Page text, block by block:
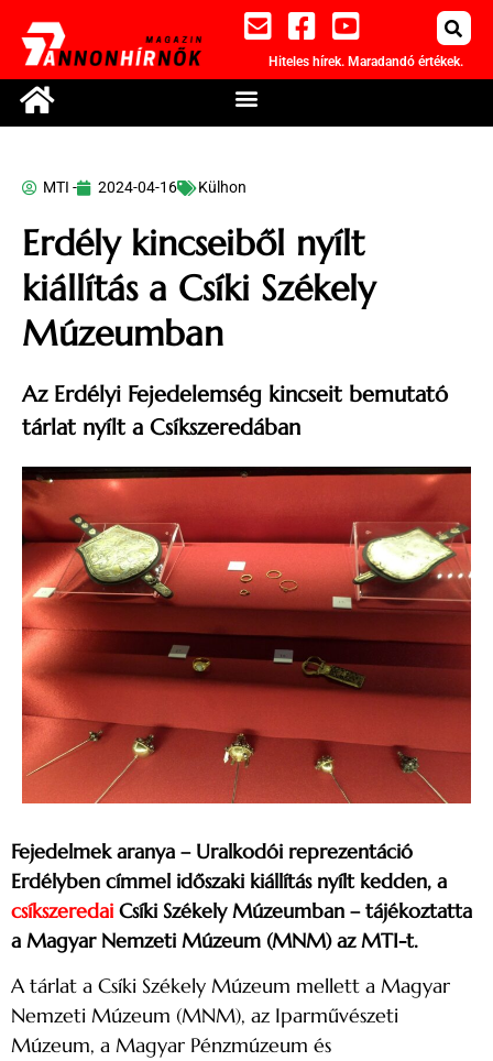
Hiteles hírek. Maradandó értékek.
MTI - 2024-04-16 Külhon
Erdély kincseiből nyílt
kiállítás a Csíki Székely
Múzeumban
Az Erdélyi Fejedelemség kincseit bemutató
tárlat nyílt a Csíkszeredában
Fejedelmek aranya – Uralkodói reprezentáció
Erdélyben címmel időszaki kiállítás nyílt kedden, a
csíkszeredai Csíki Székely Múzeumban – tájékoztatta
a Magyar Nemzeti Múzeum (MNM) az MTI-t.
A tárlat a Csíki Székely Múzeum mellett a Magyar
Nemzeti Múzeum (MNM), az Iparművészeti
Múzeum, a Magyar Pénzmúzeum és